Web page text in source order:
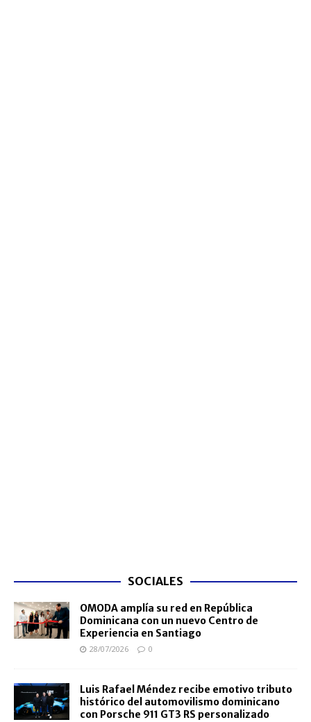
SOCIALES
OMODA amplía su red en República
Dominicana con un nuevo Centro de
Experiencia en Santiago
28/07/2026 0
Luis Rafael Méndez recibe emotivo tributo
histórico del automovilismo dominicano
con Porsche 911 GT3 RS personalizado